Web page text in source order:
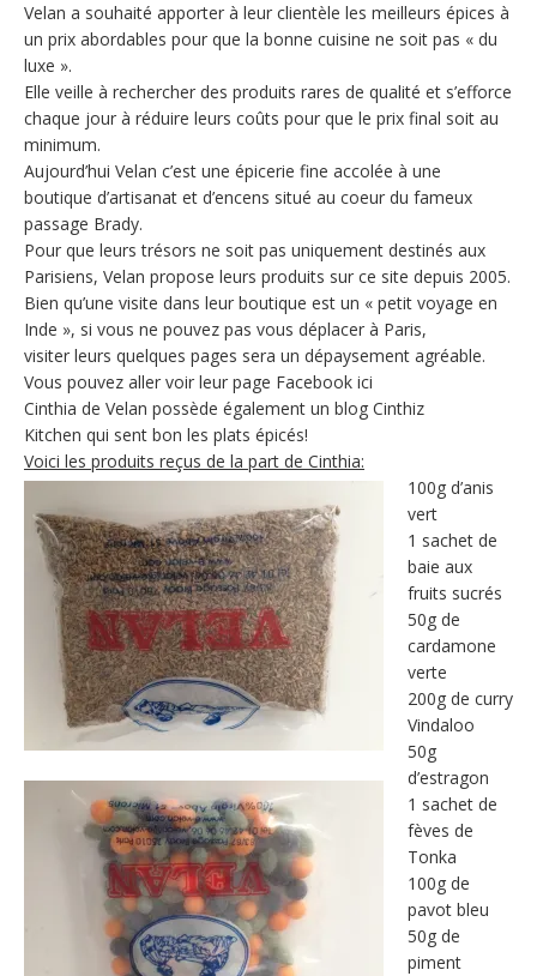
Velan a souhaité apporter à leur clientèle les meilleurs épices à
un prix abordables pour que la bonne cuisine ne soit pas « du
luxe ».
Elle veille à rechercher des produits rares de qualité et s’efforce
chaque jour à réduire leurs coûts pour que le prix final soit au
minimum.
Aujourd’hui Velan c’est une épicerie fine accolée à une
boutique d’artisanat et d’encens situé au coeur du fameux
passage Brady.
Pour que leurs trésors ne soit pas uniquement destinés aux
Parisiens, Velan propose leurs produits sur ce site depuis 2005.
Bien qu’une visite dans leur boutique est un « petit voyage en
Inde », si vous ne pouvez pas vous déplacer à Paris,
visiter leurs quelques pages sera un dépaysement agréable.
Vous pouvez aller voir leur page Facebook ici
Cinthia de Velan possède également un blog Cinthiz
Kitchen qui sent bon les plats épicés!
Voici les produits reçus de la part de Cinthia:
100g d’anis
vert
1 sachet de
baie aux
fruits sucrés
50g de
cardamone
verte
200g de curry
Vindaloo
50g
d’estragon
1 sachet de
fèves de
Tonka
100g de
pavot bleu
50g de
piment